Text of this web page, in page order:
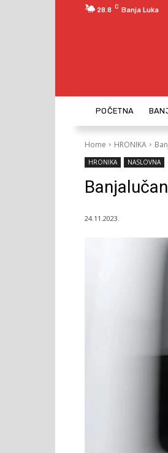
28.8 C Banja Luka
POČETNA
Home HRONIKA
HRONIKA NASLOVNA
24.11.2023.